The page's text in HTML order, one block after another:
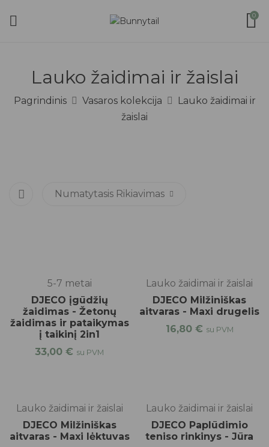
0
Lauko žaidimai ir žaislai
Pagrindinis Vasaros kolekcija
Lauko žaidimai ir
žaislai
Numatytasis Rikiavimas
5-7 metai
DJECO įgūdžių
žaidimas - Žetonų
žaidimas ir pataikymas
į taikinį 2in1
33,00€ su PVM
Lauko žaidimai ir žaislai
DJECO Milžiniškas
aitvaras - Maxi drugelis
16,80 € su PVM
Lauko žaidimai ir žaislai
DJECO Milžiniškas
aitvaras - Maxi lėktuvas
Lauko žaidimai ir žaislai
DJECO Paplūdimio
teniso rinkinys - Jūra